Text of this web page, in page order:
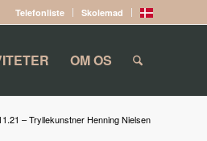
Telefonliste Skolemad
OM OS
– Tryllekunstner Henning Nielsen